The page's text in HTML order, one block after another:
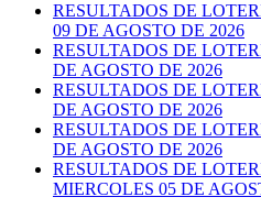
RESULTADOS DE
09 DE AGOSTO DE 2026
RESULTADOS DE
DE AGOSTO DE 2026
RESULTADOS DE
DE AGOSTO DE 2026
RESULTADOS DE
DE AGOSTO DE 2026
RESULTADOS DE
MIERCOLES 05 DE